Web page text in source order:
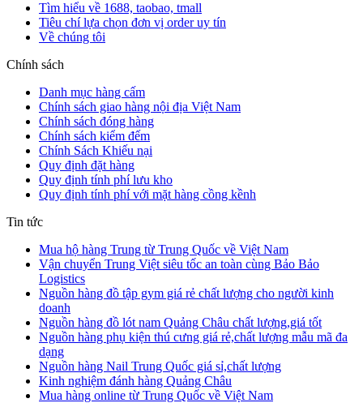
Tìm hiểu về 1688, taobao, tmall
Tiêu chí lựa chọn đơn vị order uy tín
Về chúng tôi
Chính sách
Danh mục hàng cấm
Chính sách giao hàng nội địa Việt Nam
Chính sách đóng hàng
Chính sách kiểm đếm
Chính Sách Khiếu nại
Quy định đặt hàng
Quy định tính phí lưu kho
Quy định tính phí với mặt hàng cồng kềnh
Tin tức
Mua hộ hàng Trung từ Trung Quốc về Việt Nam
Vận chuyển Trung Việt siêu tốc an toàn cùng Bảo Bảo
Logistics
Nguồn hàng đồ tập gym giá rẻ chất lượng cho người kinh
doanh
Nguồn hàng đồ lót nam Quảng Châu chất lượng,giá tốt
Nguồn hàng phụ kiện thú cưng giá rẻ,chất lượng mẫu mã đa
dạng
Nguồn hàng Nail Trung Quốc giá sỉ,chất lượng
Kinh nghiệm đánh hàng Quảng Châu
Mua hàng online từ Trung Quốc về Việt Nam